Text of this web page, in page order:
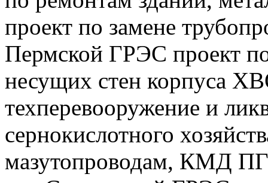
проект по замене
Пермской ГРЭС проект
несущих стен корпуса
техперевооружение и
сернокислотного
мазутопроводам, КМД